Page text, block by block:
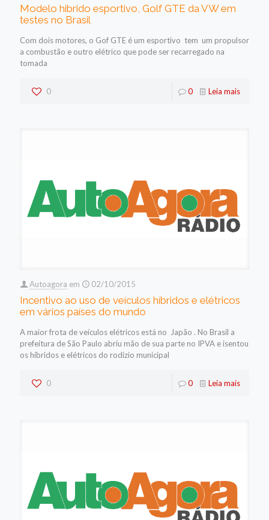
Modelo hibrido esportivo, Golf GTE da VW em
testes no Brasil
Com dois motores, o Gof GTE é um esportivo tem um propulsor
a combustão e outro elétrico que pode ser recarregado na
tomada
0 0 Leia mais
Autoagora em 02/10/2015
Incentivo ao uso de veículos híbridos e elétricos
em vários países do mundo
A maior frota de veículos elétricos está no Japão . No Brasil a
prefeitura de São Paulo abriu mão de sua parte no IPVA e isentou
os híbridos e elétricos do rodizio municipal
0 0 Leia mais